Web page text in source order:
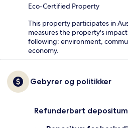
Eco-Certified Property
This property participates in
measures the property's
following: environment,
economy.
Gebyrer og politikker
Refunderbart depositum